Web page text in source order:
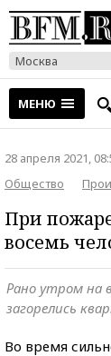
Москва
МЕНЮ
28 апреля 2021,
Общество
При
восемь
Рано утром на
загорелись
Во время